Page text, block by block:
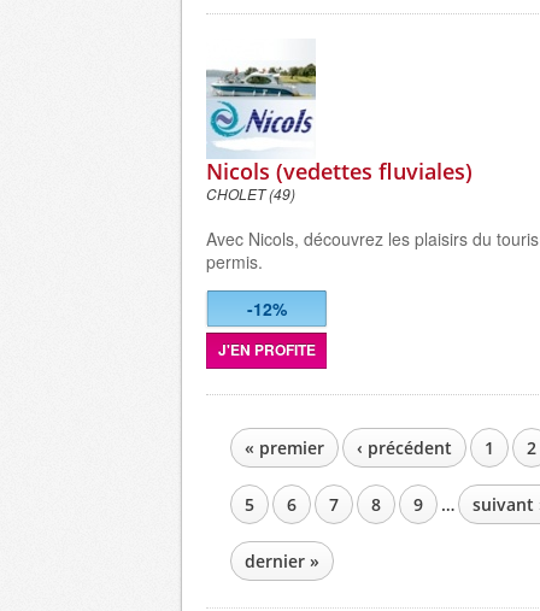
Nicols (vedettes fluviales)
CHOLET (49)
Avec Nicols, découvrez les plaisirs du
permis.
-12%
J'EN PROFITE
PAGES« premier ‹ précédent 1 2
5 6 7 8 9 … suivant
dernier »